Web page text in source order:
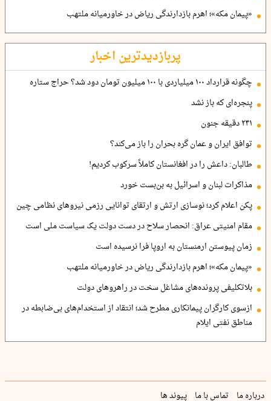
«پیمان مکه»؛ اهرم بازدارندگی ریاض در خاورمیانه ملتهب
پربازدیدترین اخبار
چگونه قرارداد ۱۰۰ میلیاردی با ۱۰۰ میلیون تومان دود شد؟ حراج ستاره
پنجره‌ای که باز نشد
۲۴۱ دقیقه جنون
توافق ایران و عمان گره بحران را باز می‌کند؟
طالبان: داعش را در افغانستان کاملاً سرکوب کردیم!
مذاکرات لبنان و اسرائیل به بن‌بست خورد
پکن اعلام کرد؛ نوسازی ارتش و ارتقای توانایی رزمی نیروهای نظامی چین
مقام امنیتی عراق: انحصار سلاح در دست دولت یک سیاست ملی است
زمان پیوستن ارمنستان به اروپا فرا نرسیده است
«پیمان مکه»؛ اهرم بازدارندگی ریاض در خاورمیانه ملتهب
بلاتکلیفی پرونده‌های مشاغل سخت در راهروهای دولت
ازسوی کارگران پیمانکاری مطرح شد؛ انتقاد از استخدام‌های بی‌ضابطه در
مناطق نفتی ایلام
درباره ما تماس با ما پیوند ها